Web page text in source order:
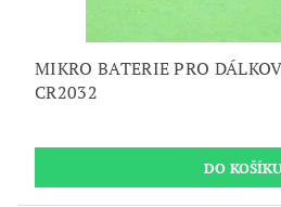
MIKRO BATERIE PRO
CR2032